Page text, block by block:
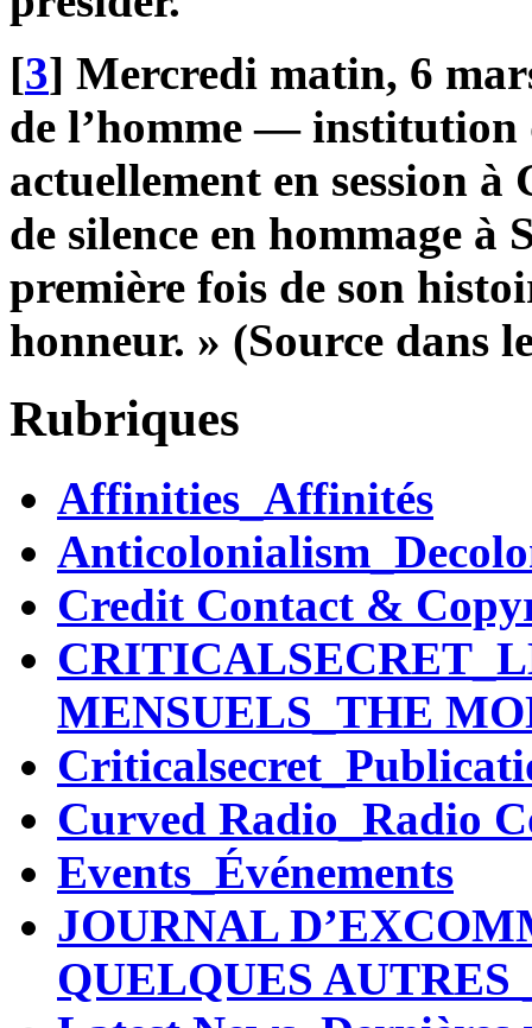
[3] Mercredi matin, 6
de l’homme — institution
actuellement en session
de silence en hommage à
première fois de son
honneur. » (Source dans
Rubriques
Affinities_Affinités
Credit Contact &
MENSUELS_THE
Curved Radio_Radio
Events_Événements
JOURNAL
QUELQUES AUTRES